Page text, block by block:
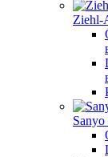
Ziehl-